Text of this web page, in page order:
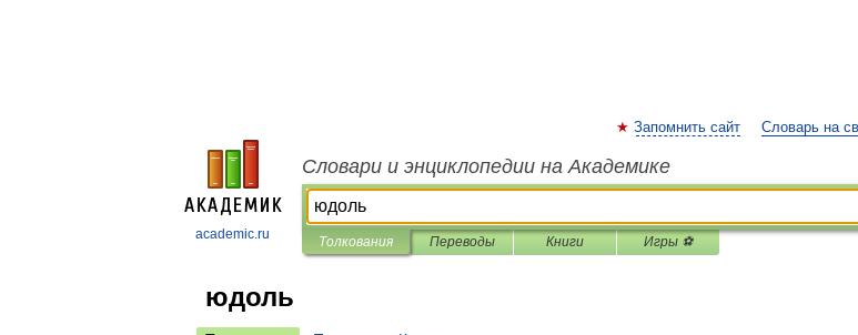
academic.ru
Запомнить сайт Словарь на
Словари и энциклопедии на Академике
Толкования Переводы Книги Игры ⚽
юдоль